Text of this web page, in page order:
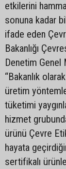
etkilerini
sonuna kadar
ifade eden
Bakanlığı
Denetim Genel
“Bakanlık
üretim
tüketimi
hizmet
ürünü Çevre
hayata
sertifikalı